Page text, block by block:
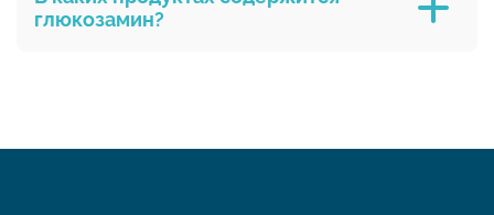
работать:
глюкозамин?